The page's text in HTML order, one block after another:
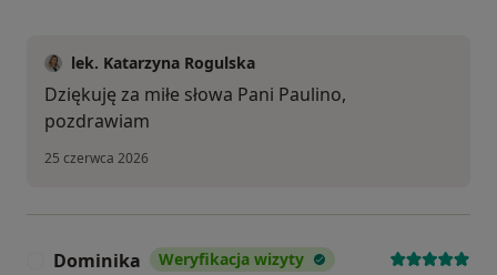
lek. Katarzyna Rogulska
Dziękuję za miłe słowa Pani Paulino,
pozdrawiam
25 czerwca 2026
Dominika Weryfikacja wizyty